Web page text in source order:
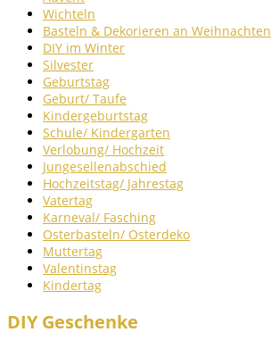
Wichteln
Basteln & Dekorieren an Weihnachten
DIY im Winter
Silvester
Geburtstag
Geburt/ Taufe
Kindergeburtstag
Schule/ Kindergarten
Verlobung/ Hochzeit
Jungesellenabschied
Hochzeitstag/ Jahrestag
Vatertag
Karneval/ Fasching
Osterbasteln/ Osterdeko
Muttertag
Valentinstag
Kindertag
DIY Geschenke